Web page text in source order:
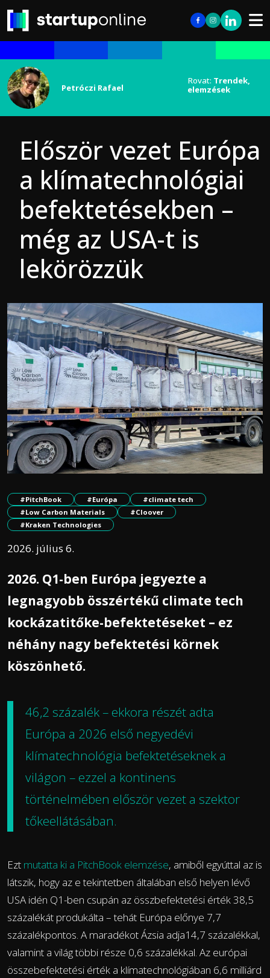
Petróczi Rafael
Rovat: Trendek,
elemzések
Először vezet Európa
a klímatechnológiai
befektetésekben –
még az USA-t is
lekörözzük
#PitchBook #Európa
#climate tech
#Low Carbon Materials
#Cloover
#Kraken Technologies
2026. július 6.
2026. Q1-ben Európa jegyezte a
legnagyobb összértékű climate tech
kockázatitőke-befektetéseket – ez
néhány nagy befektetési körnek
köszönhető.
46,2 százalék – ekkora részét adta
Európa a 2026 első negyedévi
klímatechnológia befektetéseknek a
világon – ezzel a kontinens
történelmében először vezet a szektor
tőkeellátásában.
Ezt mutatta ki a PitchBook elemzése, amiből egyúttal az is
látszik, hogy az e tekintetben általában első helyen lévő
USA idén Q1-ben csupán az összbefektetési érték 38,5
százalékát produkálta – tehát Európa előnye 7,7
százalékpontos. A maradékot Ázsia adja14,7 százalékkal,
valamint a világ többi része 0,6 százalékkal. Az európai
összebefektetési érték a klímatechnológiában 6,6 milliárd